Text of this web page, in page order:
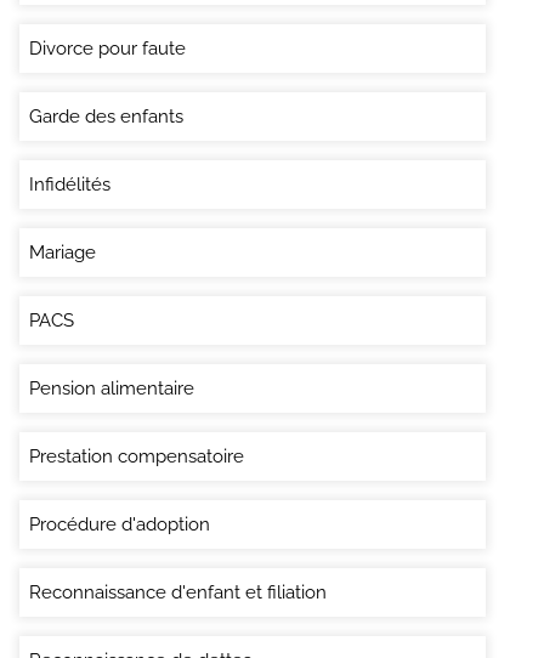
Divorce pour faute
Garde des enfants
Infidélités
Mariage
PACS
Pension alimentaire
Prestation compensatoire
Procédure d'adoption
Reconnaissance d'enfant et filiation